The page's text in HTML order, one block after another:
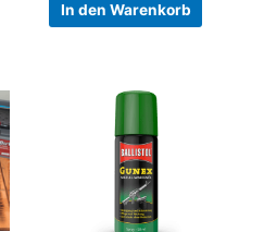
In den Warenkorb